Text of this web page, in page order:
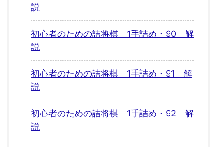
説
初心者のための詰将棋 1手詰め・90 解
説
初心者のための詰将棋 1手詰め・91 解
説
初心者のための詰将棋 1手詰め・92 解
説